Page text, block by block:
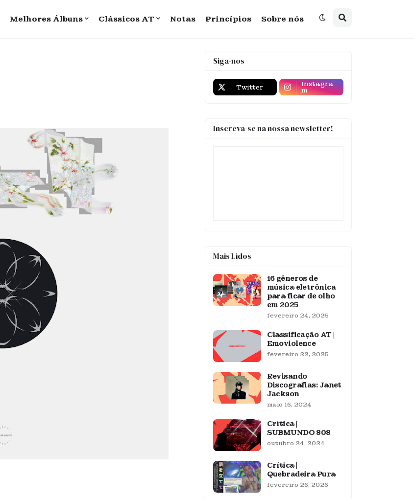
Melhores Álbuns Clássicos AT Notas Princípios Sobre nós
Siga-nos
Twitter Instagra
m
Inscreva-se na nossa newsletter!
Mais Lidos
16 gêneros de
música eletrônica
para ficar de olho
em 2025
fevereiro 24, 2025
Classificação AT |
Emoviolence
fevereiro 22, 2025
Revisando
Discografias: Janet
Jackson
maio 16, 2024
Crítica |
SUBMUNDO 808
outubro 24, 2024
Crítica |
Quebradeira Pura
fevereiro 26, 2026